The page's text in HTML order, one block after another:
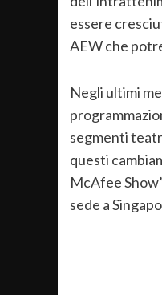
essere
AEW che
Negli ultimi
segmenti
questi
McAfee
sede a